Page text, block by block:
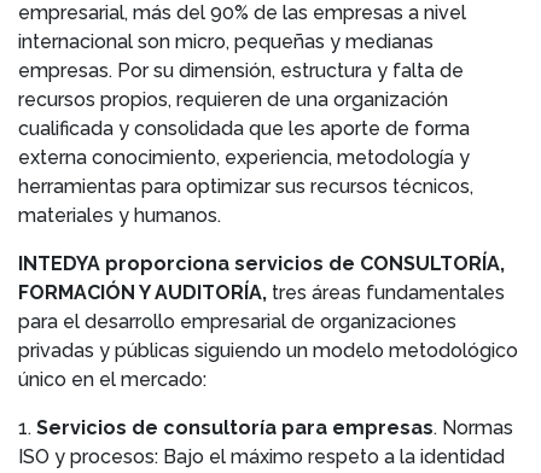
empresarial, más del 90% de las empresas a nivel
internacional son micro, pequeñas y medianas
empresas. Por su dimensión, estructura y falta de
recursos propios, requieren de una organización
cualificada y consolidada que les aporte de forma
externa conocimiento, experiencia, metodología y
herramientas para optimizar sus recursos técnicos,
materiales y humanos.
INTEDYA proporciona servicios de CONSULTORÍA,
FORMACIÓN Y AUDITORÍA, tres áreas fundamentales
para el desarrollo empresarial de organizaciones
privadas y públicas siguiendo un modelo metodológico
único en el mercado:
1. Servicios de consultoría para empresas. Normas
ISO y procesos: Bajo el máximo respeto a la identidad